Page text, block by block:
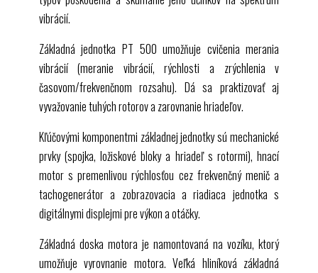
PT 500.16 Súprava kľukového mechanizmu
PT 500.18 Vibrácie v súprave ventilátorov
PT 500.19 Súprava elektromechanických vibrácií
PT 500.05 Brzdová a zaťažovacia jednotka
PT 500.01 Laboratórny vozík
PT 500.41 Dva snímače posunu
vibrácií.
Základná jednotka PT 500 umožňuje cvičenia merania
vibrácií (meranie vibrácií, rýchlosti a zrýchlenia v
časovom/frekvenčnom rozsahu). Dá sa praktizovať aj
vyvažovanie tuhých rotorov a zarovnanie hriadeľov.
Kľúčovými komponentmi základnej jednotky sú mechanické
prvky (spojka, ložiskové bloky a hriadeľ s rotormi), hnací
motor s premenlivou rýchlosťou cez frekvenčný menič a
tachogenerátor a zobrazovacia a riadiaca jednotka s
digitálnymi displejmi pre výkon a otáčky.
Základná doska motora je namontovaná na vozíku, ktorý
umožňuje vyrovnanie motora. Veľká hliníková základná